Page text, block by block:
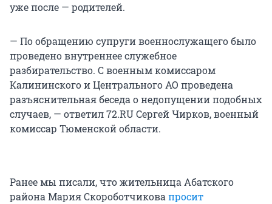
уже после — родителей.
— По обращению супруги военнослужащего было
проведено внутреннее служебное
разбирательство. С военным комиссаром
Калининского и Центрального АО проведена
разъяснительная беседа о недопущении подобных
случаев, — ответил 72.RU Сергей Чирков, военный
комиссар Тюменской области.
Ранее мы писали, что жительница Абатского
района Мария Скороботчиковапросит